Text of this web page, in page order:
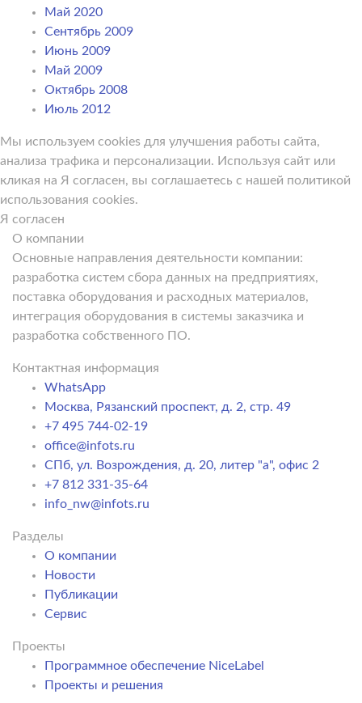
Май 2020
Сентябрь 2009
Июнь 2009
Май 2009
Октябрь 2008
Июль 2012
Мы используем cookies для улучшения работы сайта,
анализа трафика и персонализации. Используя сайт или
кликая на Я согласен, вы соглашаетесь с нашей политикой
использования cookies.
Я согласен
О компании
Основные направления деятельности компании:
разработка систем сбора данных на предприятиях,
поставка оборудования и расходных материалов,
интеграция оборудования в системы заказчика и
разработка собственного ПО.
Контактная информация
WhatsApp
Москва, Рязанский проспект, д. 2, стр. 49
+7 495 744-02-19
office@infots.ru
СПб, ул. Возрождения, д. 20, литер "a", офис 2
+7 812 331-35-64
info_nw@infots.ru
Разделы
О компании
Новости
Публикации
Сервис
Проекты
Программное обеспечение NiceLabel
Проекты и решения